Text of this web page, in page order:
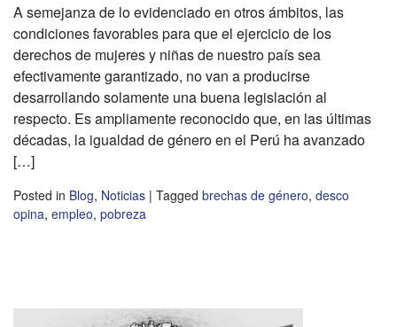
A semejanza de lo evidenciado en otros ámbitos, las
condiciones favorables para que el ejercicio de los
derechos de mujeres y niñas de nuestro país sea
efectivamente garantizado, no van a producirse
desarrollando solamente una buena legislación al
respecto. Es ampliamente reconocido que, en las últimas
décadas, la igualdad de género en el Perú ha avanzado
[…]
Posted in Blog, Noticias | Tagged brechas de género, desco
opina, empleo, pobreza